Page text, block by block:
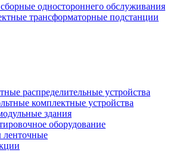
одностороннего обслуживания
трансформаторные подстанции
распределительные устройства
комплектные устройства
здания
оборудование
ленточные